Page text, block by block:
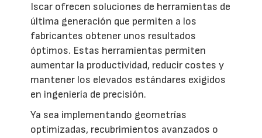
Iscar ofrecen soluciones de herramientas de
última generación que permiten a los
fabricantes obtener unos resultados
óptimos. Estas herramientas permiten
aumentar la productividad, reducir costes y
mantener los elevados estándares exigidos
en ingeniería de precisión.
Ya sea implementando geometrías
optimizadas, recubrimientos avanzados o